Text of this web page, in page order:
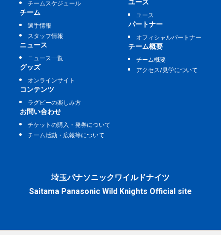
チームスケジュール
チーム
選手情報
スタッフ情報
ニュース
ニュース一覧
グッズ
オンラインサイト
ユース
ユース
パートナー
オフィシャルパートナー
チーム概要
チーム概要
アクセス/見学について
コンテンツ
ラグビーの楽しみ方
お問い合わせ
チケットの購入・発券について
チーム活動・広報等について
埼玉パナソニックワイルドナイツ
Saitama Panasonic Wild Knights Official site